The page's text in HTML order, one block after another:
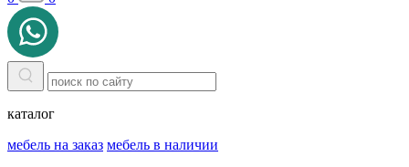
каталог
мебель на заказ мебель в наличии